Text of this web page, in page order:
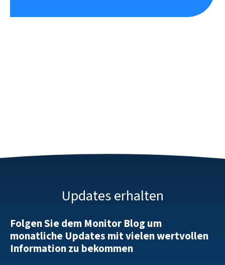
Updates erhalten
Folgen Sie dem Monitor Blog um
monatliche Updates mit vielen wertvollen
Information zu bekommen